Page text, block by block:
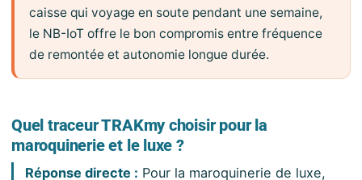
caisse qui voyage en soute pendant une semaine,
le NB-IoT offre le bon compromis entre fréquence
de remontée et autonomie longue durée.
Quel traceur TRAKmy choisir pour la
maroquinerie et le luxe ?
Réponse directe : Pour la maroquinerie de luxe,